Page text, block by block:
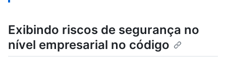
Exibindo riscos de segurança no
nível empresarial no código